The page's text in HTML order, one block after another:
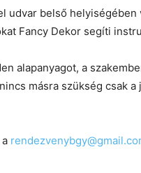
udvar belső
Fancy Dekor segíti
alapanyagot, a
másra szükség csak a